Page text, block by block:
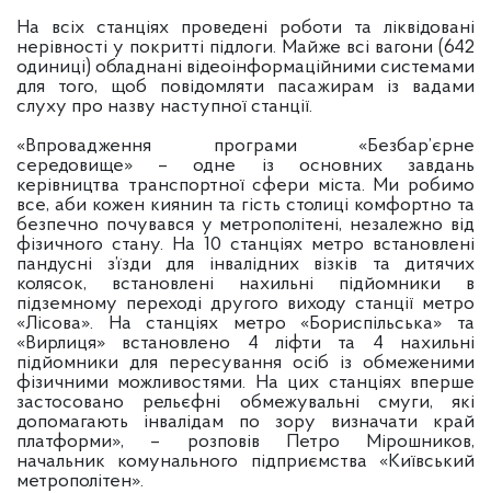
На всіх станціях проведені роботи та ліквідовані
нерівності у покритті підлоги. Майже всі вагони (642
одиниці) обладнані відеоінформаційними системами
для того, щоб повідомляти пасажирам із вадами
слуху про назву наступної станції.
«Впровадження програми «Безбар’єрне
середовище» – одне із основних завдань
керівництва транспортної сфери міста. Ми робимо
все, аби кожен киянин та гість столиці комфортно та
безпечно почувався у метрополітені, незалежно від
фізичного стану. На 10 станціях метро встановлені
пандусні з’їзди для інвалідних візків та дитячих
колясок, встановлені нахильні підйомники в
підземному переході другого виходу станції метро
«Лісова». На станціях метро «Бориспільська» та
«Вирлиця» встановлено 4 ліфти та 4 нахильні
підйомники для пересування осіб із обмеженими
фізичними можливостями. На цих станціях вперше
застосовано рельєфні обмежувальні смуги, які
допомагають інвалідам по зору визначати край
платформи», – розповів Петро Мірошников,
начальник комунального підприємства «Київський
метрополітен».